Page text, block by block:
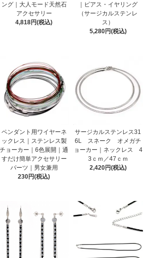
ング｜大人モード天然石
アクセサリー
4,818円(税込)
｜ピアス・イヤリング
（サージカルステンレ
ス）
5,280円(税込)
ペンダント用ワイヤーネ
ックレス｜ステンレス製
チョーカー｜6色展開｜通
すだけ簡単アクセサリー
パーツ｜男女兼用
230円(税込)
サージカルステンレス31
6L スネーク オメガチ
ョーカー｜ネックレス 4
3ｃｍ／47ｃｍ
2,420円(税込)